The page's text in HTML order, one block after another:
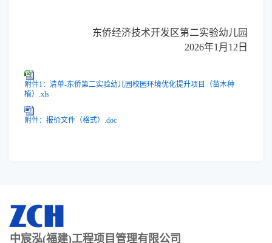
东侨经济技术开发区第二实验幼儿园
2026年1 月 12 日
附件1：清单-东侨第二实验幼儿园校园环境优化提升项目（苗木种
植）.xls
附件：报价文件（格式）.doc
中宸泓(福建)工程项目管理有限公司